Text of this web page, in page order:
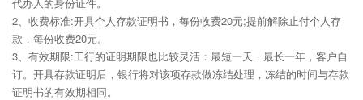
2、收费标准:开具个人存款证明书，每份收费20元;提前解除止付个人存
款，每份收费20元。
3、有效期限:工行的证明期限也比较灵活：最短一天，最长一年，客户自
订。开具存款证明后，银行将对该项存款做冻结处理，冻结的时间与存款
证明书的有效期相同。